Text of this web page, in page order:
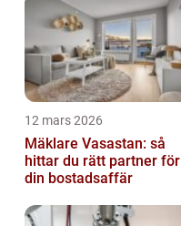
12 mars 2026
Mäklare Vasastan: så
hittar du rätt partner för
din bostadsaffär